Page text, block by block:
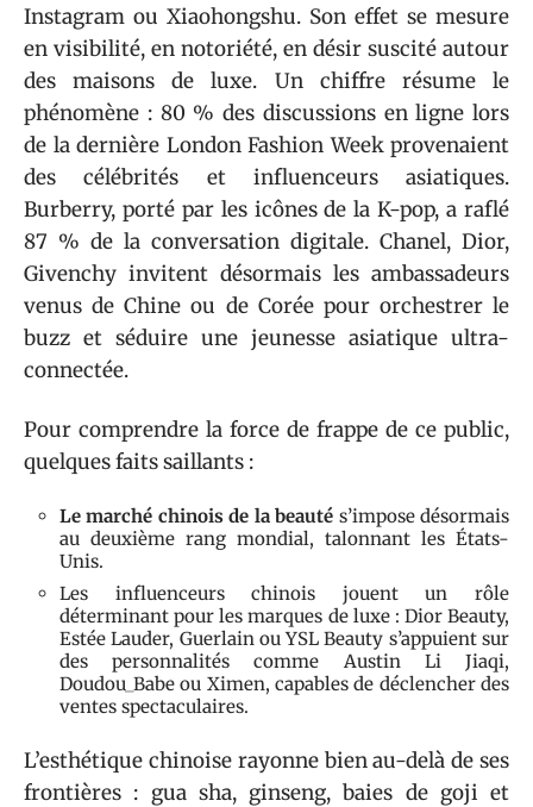
Instagram ou Xiaohongshu. Son effet se mesure
en visibilité, en notoriété, en désir suscité autour
des maisons de luxe. Un chiffre résume le
phénomène : 80 % des discussions en ligne lors
de la dernière London Fashion Week provenaient
des célébrités et influenceurs asiatiques.
Burberry, porté par les icônes de la K-pop, a raflé
87 % de la conversation digitale. Chanel, Dior,
Givenchy invitent désormais les ambassadeurs
venus de Chine ou de Corée pour orchestrer le
buzz et séduire une jeunesse asiatique ultra-
connectée.
Pour comprendre la force de frappe de ce public,
quelques faits saillants :
Le marché chinois de la beauté s’impose désormais
au deuxième rang mondial, talonnant les États-
Unis.
Les influenceurs chinois jouent un rôle
déterminant pour les marques de luxe : Dior Beauty,
Estée Lauder, Guerlain ou YSL Beauty s’appuient sur
des personnalités comme Austin Li Jiaqi,
Doudou_Babe ou Ximen, capables de déclencher des
ventes spectaculaires.
L’esthétique chinoise rayonne bien au-delà de ses
frontières : gua sha, ginseng, baies de goji et